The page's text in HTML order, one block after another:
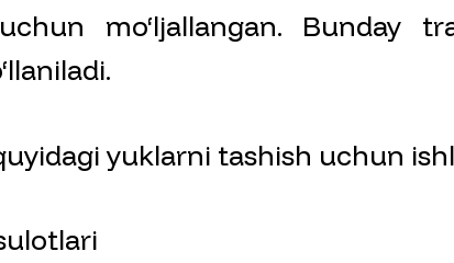
mo‘ljallangan. Bunday
yuklarni tashish uchun